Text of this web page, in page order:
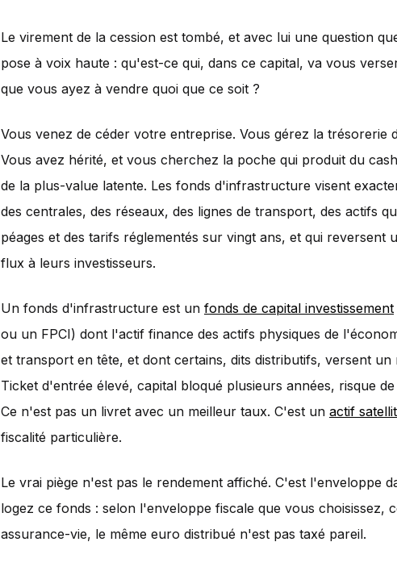
Le virement de la cession est tombé, et avec lui une question
pose à voix haute : qu'est-ce qui, dans ce capital, va vous
que vous ayez à vendre quoi que ce soit ?
Vous venez de céder votre entreprise. Vous gérez la trésorerie
Vous avez hérité, et vous cherchez la poche qui produit du
de la plus-value latente. Les fonds d'infrastructure visent
des centrales, des réseaux, des lignes de transport, des actifs
péages et des tarifs réglementés sur vingt ans, et qui reversent
flux à leurs investisseurs.
Un fonds d'infrastructure est un fonds de capital investissement
ou un FPCI) dont l'actif finance des actifs physiques de
et transport en tête, et dont certains, dits distributifs, versent un
Ticket d'entrée élevé, capital bloqué plusieurs années, risque
Ce n'est pas un livret avec un meilleur taux. C'est un actif
fiscalité particulière.
Le vrai piège n'est pas le rendement affiché. C'est l'enveloppe
logez ce fonds : selon l'enveloppe fiscale que vous choisissez,
assurance-vie, le même euro distribué n'est pas taxé pareil.